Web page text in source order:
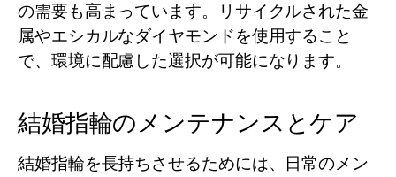
の需要も高まっています。リサイクルされた金
属やエシカルなダイヤモンドを使用すること
で、環境に配慮した選択が可能になります。
結婚指輪のメンテナンスとケア
結婚指輪を長持ちさせるためには、日常のメン